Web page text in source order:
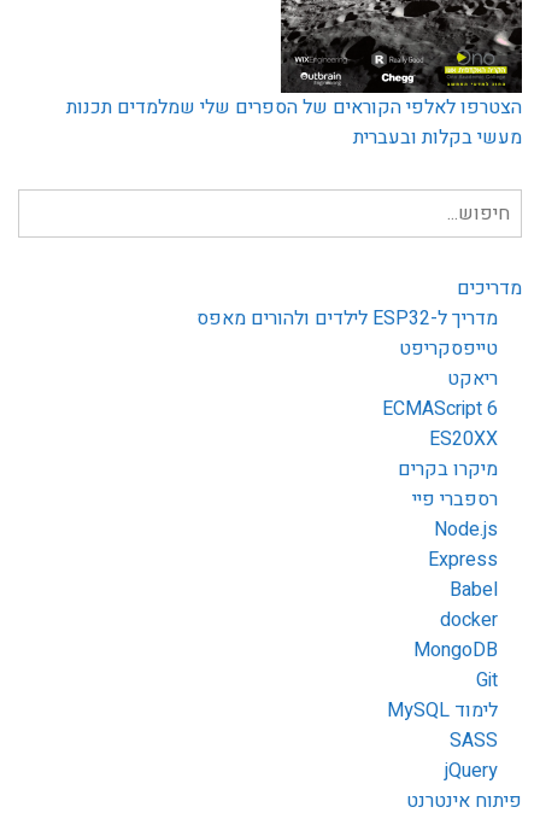
הצטרפו לאלפי הקוראים של הספרים שלי שמלמדים תכנות
מעשי בקלות ובעברית
חיפוש
עבור:
מדריכים
מדריך ל-ESP32 לילדים ולהורים מאפס
טייפסקריפט
ריאקט
ECMAScript 6
ES20XX
מיקרו בקרים
רספברי פיי
Node.js
Express
Babel
docker
MongoDB
Git
לימוד MySQL
SASS
jQuery
פיתוח אינטרנט